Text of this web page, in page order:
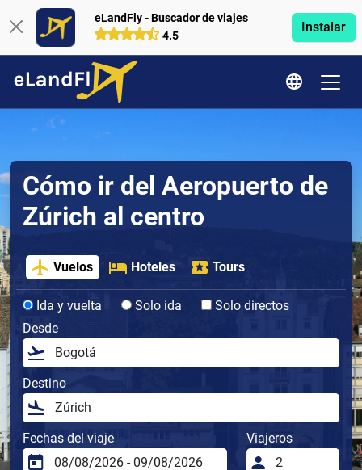
eLandFly - Buscador de viajes
4.5
Instalar
Cómo ir del Aeropuerto de
Zúrich al centro
Vuelos Hoteles Tours
Ida y vuelta Solo ida
Solo directos
Desde
Destino
Fechas del viaje Viajeros